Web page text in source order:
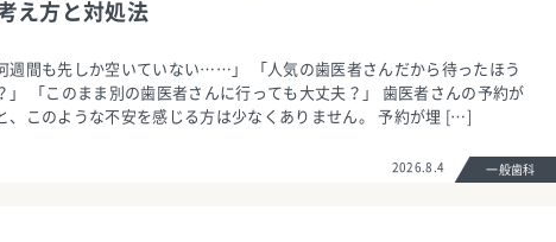
え方と対処法
週間も先しか空いていない……」 「人気の歯医者さんだから待ったほう
」 「このまま別の歯医者さんに行っても大丈夫？」 歯医者さんの予約が
、このような不安を感じる方は少なくありません。 予約が埋 […]
2026.8.4 一般歯科